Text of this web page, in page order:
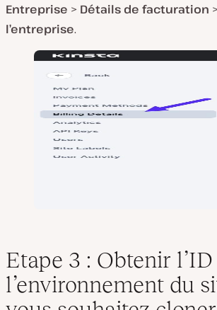
Entreprise > Détails de facturation
l’entreprise.
Etape 3 : Obtenir
l’environnement du